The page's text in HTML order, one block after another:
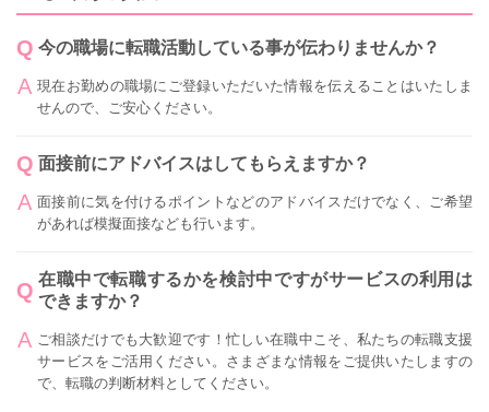
今の職場に転職活動している事が伝わりませんか？
現在お勤めの職場にご登録いただいた情報を伝えることはいたしま
せんので、ご安心ください。
面接前にアドバイスはしてもらえますか？
面接前に気を付けるポイントなどのアドバイスだけでなく、ご希望
があれば模擬面接なども行います。
在職中で転職するかを検討中ですがサービスの利用は
できますか？
ご相談だけでも大歓迎です！忙しい在職中こそ、私たちの転職支援
サービスをご活用ください。さまざまな情報をご提供いたしますの
で、転職の判断材料としてください。